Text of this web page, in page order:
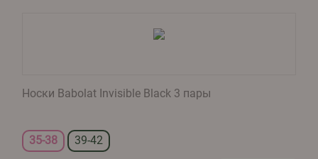
Носки Babolat Invisible Black 3 пары
35-38 39-42